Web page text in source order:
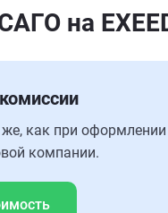
на
как при оформлении
компании.